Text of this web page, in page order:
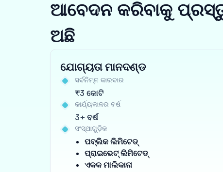
ଆବେଦନ କରିବାକୁ
ଅଛି
ଯୋଗ୍ୟତା ମାନଦଣ୍ଡ
ସର୍ବନିମ୍ନ କାରବାର
₹3 କୋଟି
କାର୍ଯ୍ୟକାଳର ବର୍ଷ
3+ ବର୍ଷ
ସଂସ୍ଥାଗୁଡ଼ିକ
ପବ୍ଲିକ ଲିମିଟେଡ୍
ପ୍ରାଇଭେଟ୍ ଲିମିଟେଡ୍
ଏକକ ମାଲିକାନା